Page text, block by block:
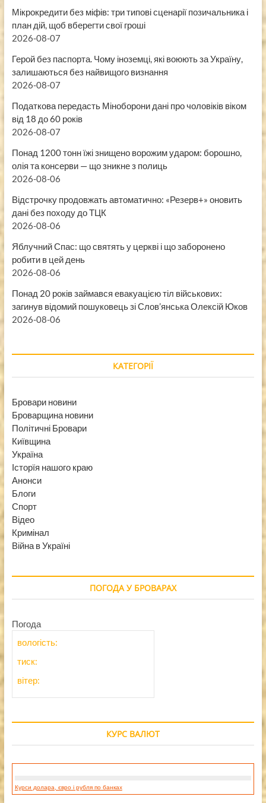
Мікрокредити без міфів: три типові сценарії позичальника і
план дій, щоб вберегти свої гроші
2026-08-07
Герой без паспорта. Чому іноземці, які воюють за Україну,
залишаються без найвищого визнання
2026-08-07
Податкова передасть Міноборони дані про чоловіків віком
від 18 до 60 років
2026-08-07
Понад 1200 тонн їжі знищено ворожим ударом: борошно,
олія та консерви — що зникне з полиць
2026-08-06
Відстрочку продовжать автоматично: «Резерв+» оновить
дані без походу до ТЦК
2026-08-06
Яблучний Спас: що святять у церкві і що заборонено
робити в цей день
2026-08-06
Понад 20 років займався евакуацією тіл військових:
загинув відомий пошуковець зі Слов’янська Олексій Юков
2026-08-06
КАТЕГОРІЇ
Бровари новини
Броварщина новини
Політичні Бровари
Київщина
Україна
Історїя нашого краю
Анонси
Блоги
Спорт
Відео
Кримінал
Війна в Україні
ПОГОДА У БРОВАРАХ
Погода
вологість:
тиск:
вітер:
КУРС ВАЛЮТ
Курси долара, євро і рубля по банках